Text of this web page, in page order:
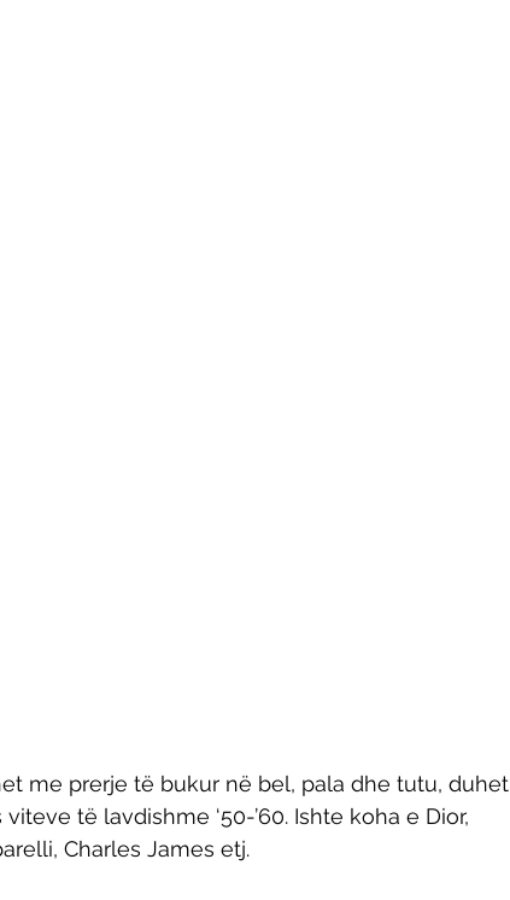
me prerje të bukur në bel, pala dhe tutu, duhet
të lavdishme ‘50-’60. Ishte koha e Dior,
Charles James etj.